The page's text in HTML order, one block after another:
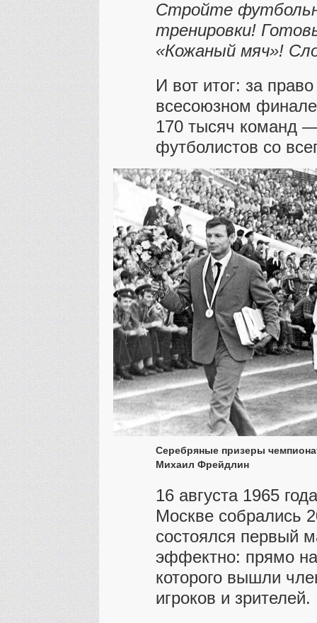
Стройте
тренировки!
«Кожаный мяч»!
И вот итог: за
всесоюзном
170 тысяч команд
футболистов со
Серебряные призеры
Михаил Фрейдлин
16 августа 1965
Москве собрались
состоялся первый
эффектно: прямо на
которого вышли
игроков и зрителей.